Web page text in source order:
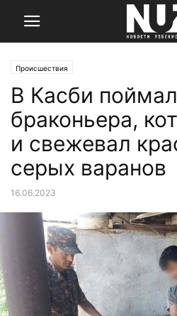
Происшествия
В Касби
браконьера,
и свежевал
серых варанов
16.06.2023